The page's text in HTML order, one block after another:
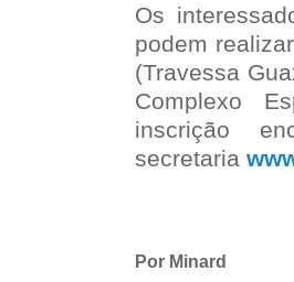
Os
podem
(Travessa
Complexo
inscrição
secretaria
Por Minard